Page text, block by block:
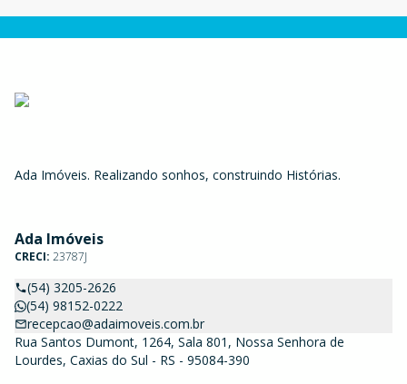
Ada Imóveis. Realizando sonhos, construindo Histórias.
Ada Imóveis
CRECI: 23787J
(54) 3205-2626
(54) 98152-0222
recepcao@adaimoveis.com.br
Rua Santos Dumont, 1264, Sala 801, Nossa Senhora de
Lourdes, Caxias do Sul - RS - 95084-390